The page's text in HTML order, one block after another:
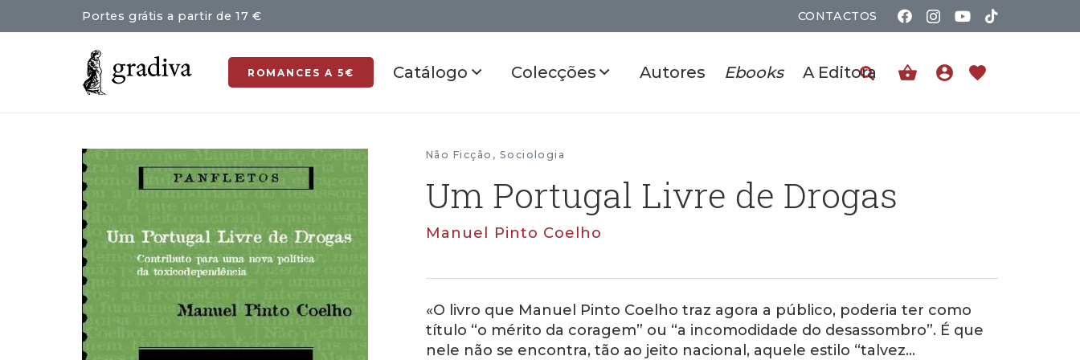
Portes grátis a partir de 17 € CONTACTOS
ROMANCES A 5€ Catálogo Colecções Autores Ebooks A Editora shopping_basket account_circle favorite
Não Ficção , Sociologia
Um Portugal Livre de Drogas
Manuel Pinto Coelho
«O livro que Manuel Pinto Coelho traz agora a público, poderia ter como
título “o mérito da coragem” ou “a incomodidade do desassombro”. É que
nele não se encontra, tão ao jeito nacional, aquele estilo “talvez…